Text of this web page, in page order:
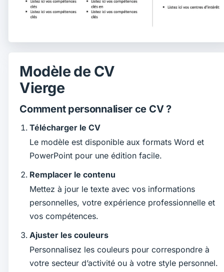
Modèle de CV
Vierge
Comment personnaliser ce CV ?
Télécharger le CV
Le modèle est disponible aux formats Word et
PowerPoint pour une édition facile.
Remplacer le contenu
Mettez à jour le texte avec vos informations
personnelles, votre expérience professionnelle et
vos compétences.
Ajuster les couleurs
Personnalisez les couleurs pour correspondre à
votre secteur d’activité ou à votre style personnel.